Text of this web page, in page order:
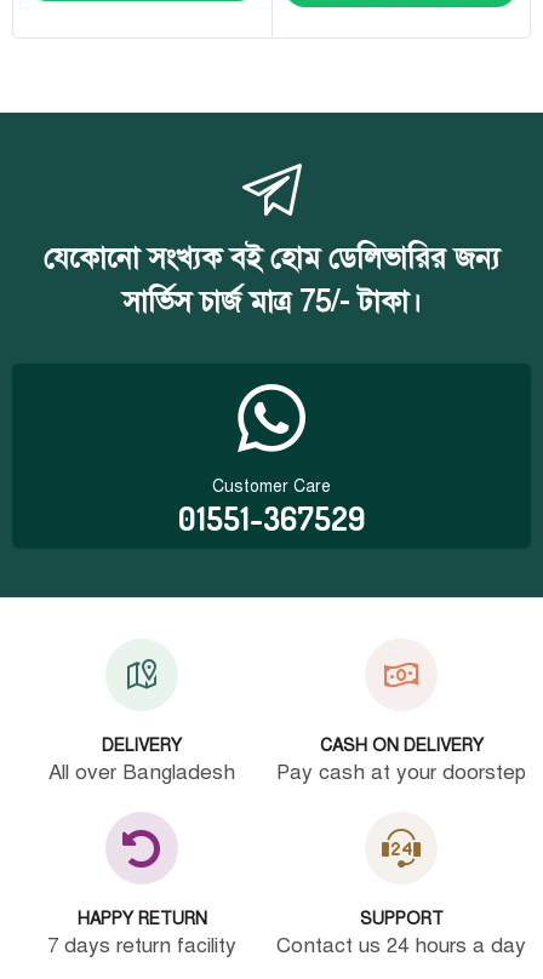
যেকোনো সংখ্যক বই হোম ডেলিভারির জন্য
সার্ভিস চার্জ মাত্র 75/- টাকা।
Customer Care
01551-367529
DELIVERY
All over Bangladesh
CASH ON DELIVERY
Pay cash at your doorstep
HAPPY RETURN
7 days return facility
SUPPORT
Contact us 24 hours a day